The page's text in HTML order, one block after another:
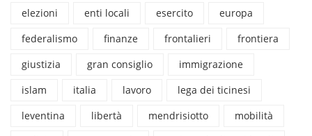
elezioni
enti locali esercito
europa
federalismo
finanze frontalieri
frontiera
giustizia
gran consiglio
immigrazione
islam
italia lavoro
lega dei ticinesi
leventina
libertà mendrisiotto
mobilità